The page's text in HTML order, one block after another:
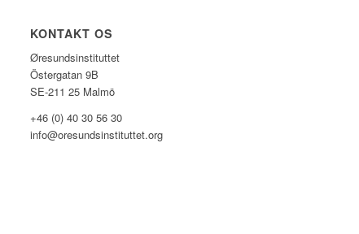
KONTAKT OS
Øresundsinstituttet
Östergatan 9B
SE-211 25 Malmö
+46 (0) 40 30 56 30
info@oresundsinstituttet.org